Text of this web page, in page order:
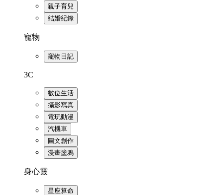
親子育兒
結婚紀錄
寵物
寵物日記
3C
數位生活
攝影寫真
電玩動漫
汽機車
圖文創作
漫畫塗鴉
身心靈
星座算命